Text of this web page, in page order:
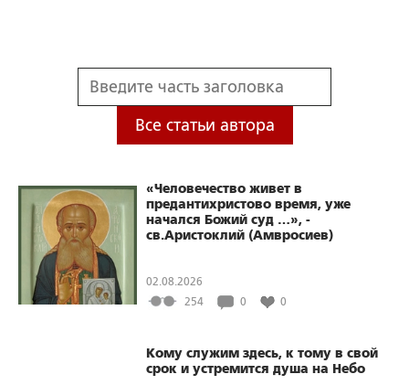
Все статьи автора
«Человечество живет в
предантихристово время, уже
начался Божий суд …», -
св.Аристоклий (Амвросиев)
02.08.2026
254
0 0
Кому служим здесь, к тому в свой
срок и устремится душа на Небо